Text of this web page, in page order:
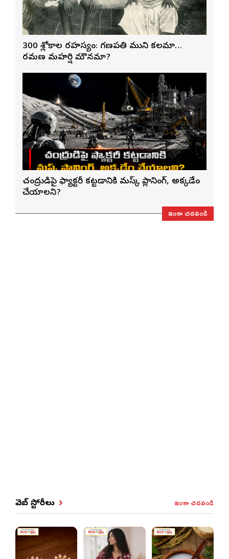
300 శ్లోకాల రహస్యం: గణపతి ముని కలమా…
రమణ మహర్షి మౌనమా?
చంద్రుడిపై ఫ్యాక్టరీ కట్టడానికి మస్క్ ప్లానింగ్, అక్కడేం
చేయాలని?
ఇంకా చదవండి
వెబ్ స్టోరీలు ఇంకా చదవండి